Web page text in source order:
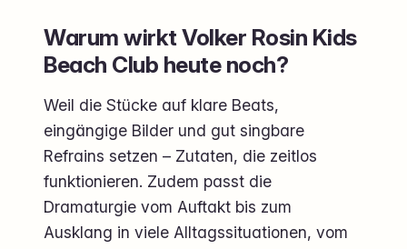
Warum wirkt Volker Rosin Kids
Beach Club heute noch?
Weil die Stücke auf klare Beats,
eingängige Bilder und gut singbare
Refrains setzen – Zutaten, die zeitlos
funktionieren. Zudem passt die
Dramaturgie vom Auftakt bis zum
Ausklang in viele Alltagssituationen, vom